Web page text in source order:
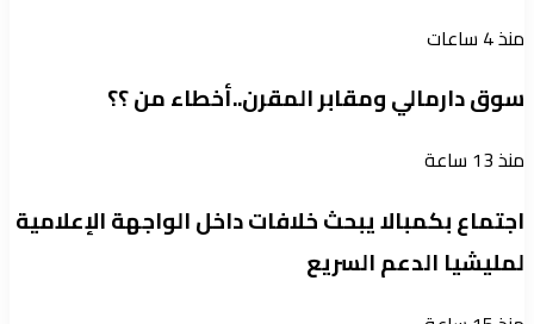
منذ 4 ساعات
سوق دارمالي ومقابر المقرن..أخطاء من ؟؟
منذ 13 ساعة
اجتماع بكمبالا يبحث خلافات داخل الواجهة الإعلامية
لمليشيا الدعم السريع